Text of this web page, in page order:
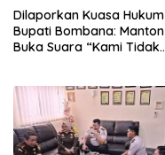
Dilaporkan Kuasa Hukum
Bupati Bombana: Manton
Buka Suara “Kami Tidak